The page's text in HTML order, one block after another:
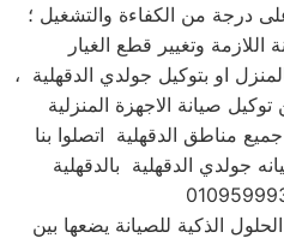
درجة من الكفاءة والتشغيل ؛
وتغيير قطع الغيار
او بتوكيل جولدي الدقهلية ،
صيانة الاجهزة المنزلية
مناطق الدقهلية اتصلوا بنا
جولدي الدقهلية بالدقهلية
الذكية للصيانة يضعها بين